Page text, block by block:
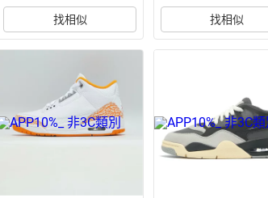
找相似 找相似